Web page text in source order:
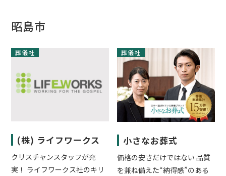
昭島市
葬儀社
(株) ライフワークス
クリスチャンスタッフが充
実！ ライフワークス社のキリ
葬儀社
小さなお葬式
価格の安さだけではない 品質
を兼ね備えた“納得感”のある